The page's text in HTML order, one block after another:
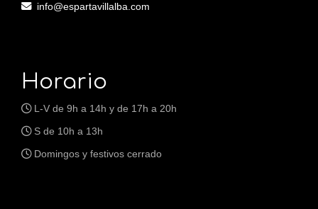
info
espartavillalba.com
Horario
L-V de 9h a 14h y de 17h a 20h
S de 10h a 13h
Domingos y festivos cerrado